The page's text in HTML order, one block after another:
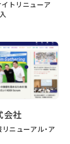
です。
トリニューア
会社
ニューアル・ア